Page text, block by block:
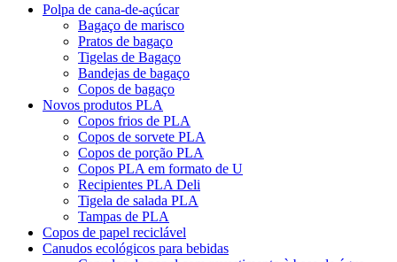
Polpa de cana-de-açúcar
Bagaço de marisco
Pratos de bagaço
Tigelas de Bagaço
Bandejas de bagaço
Copos de bagaço
Novos produtos PLA
Copos frios de PLA
Copos de sorvete PLA
Copos de porção PLA
Copos PLA em formato de U
Recipientes PLA Deli
Tigela de salada PLA
Tampas de PLA
Copos de papel reciclável
Canudos ecológicos para bebidas